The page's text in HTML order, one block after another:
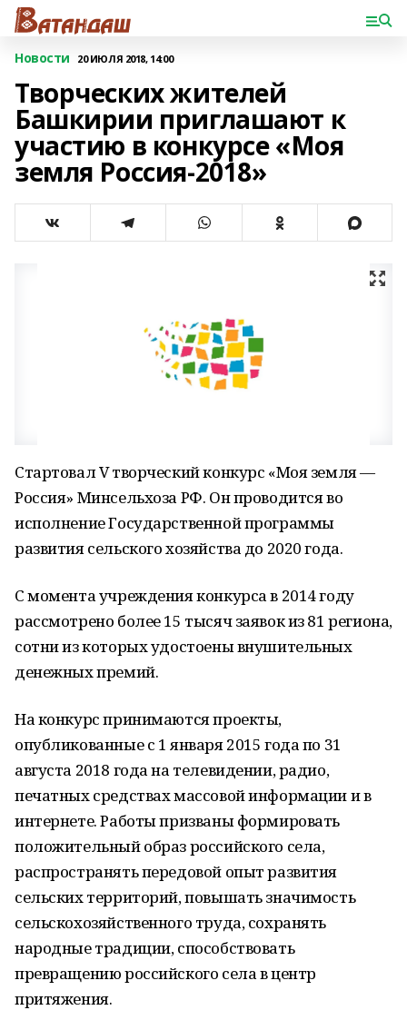
Новости 20 ИЮЛЯ 2018, 14:00
Творческих жителей
Башкирии приглашают к
участию в конкурсе «Моя
земля Россия-2018»
Стартовал V творческий конкурс «Моя земля —
Россия» Минсельхоза РФ. Он проводится во
исполнение Государственной программы
развития сельского хозяйства до 2020 года.
С момента учреждения конкурса в 2014 году
рассмотрено более 15 тысяч заявок из 81 региона,
сотни из которых удостоены внушительных
денежных премий.
На конкурс принимаются проекты,
опубликованные с 1 января 2015 года по 31
августа 2018 года на телевидении, радио,
печатных средствах массовой информации и в
интернете. Работы призваны формировать
положительный образ российского села,
распространять передовой опыт развития
сельских территорий, повышать значимость
сельскохозяйственного труда, сохранять
народные традиции, способствовать
превращению российского села в центр
притяжения.